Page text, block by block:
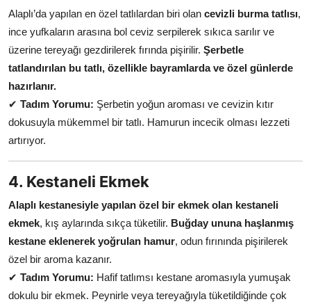
Alaplı’da yapılan en özel tatlılardan biri olan cevizli burma tatlısı,
ince yufkaların arasına bol ceviz serpilerek sıkıca sarılır ve
üzerine tereyağı gezdirilerek fırında pişirilir. Şerbetle
tatlandırılan bu tatlı, özellikle bayramlarda ve özel günlerde
hazırlanır.
✔ Tadım Yorumu: Şerbetin yoğun aroması ve cevizin kıtır
dokusuyla mükemmel bir tatlı. Hamurun incecik olması lezzeti
artırıyor.
4. Kestaneli Ekmek
Alaplı kestanesiyle yapılan özel bir ekmek olan kestaneli
ekmek, kış aylarında sıkça tüketilir. Buğday ununa haşlanmış
kestane eklenerek yoğrulan hamur, odun fırınında pişirilerek
özel bir aroma kazanır.
✔ Tadım Yorumu: Hafif tatlımsı kestane aromasıyla yumuşak
dokulu bir ekmek. Peynirle veya tereyağıyla tüketildiğinde çok